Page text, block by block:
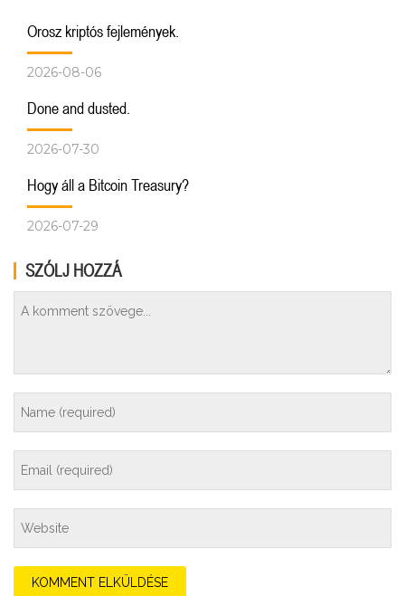
Orosz kriptós fejlemények.
2026-08-06
Done and dusted.
2026-07-30
Hogy áll a Bitcoin Treasury?
2026-07-29
SZÓLJ HOZZÁ